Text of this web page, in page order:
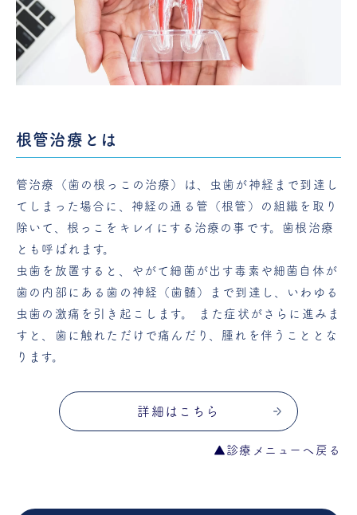
根管治療とは
管治療（歯の根っこの治療）は、虫歯が神経まで到達し
てしまった場合に、神経の通る管（根管）の組織を取り
除いて、根っこをキレイにする治療の事です。歯根治療
とも呼ばれます。
虫歯を放置すると、やがて細菌が出す毒素や細菌自体が
歯の内部にある歯の神経（歯髄）まで到達し、いわゆる
虫歯の激痛を引き起こします。 また症状がさらに進みま
すと、歯に触れただけで痛んだり、腫れを伴うこととな
ります。
詳細はこちら
▲診療メニューへ戻る